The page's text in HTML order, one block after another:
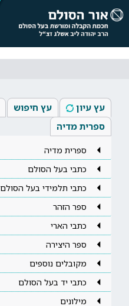
עץ עיון עץ חיפוש
ספרית מדיה
ספרית מדיה
כתבי בעל הסולם
כתבי תלמידי בעל הסולם
ספר הזהר
כתבי הארי
ספר היצירה
מקובלים נוספים
כתבי יד בעל הסולם
מילונים